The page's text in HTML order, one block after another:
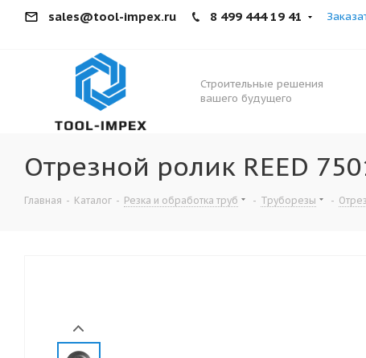
sales@tool-impex.ru 8 499 444 19 41
Строительные решения
вашего будущего
Отрезной ролик REED
Главная - Каталог - Резка и обработка труб - Труборезы -